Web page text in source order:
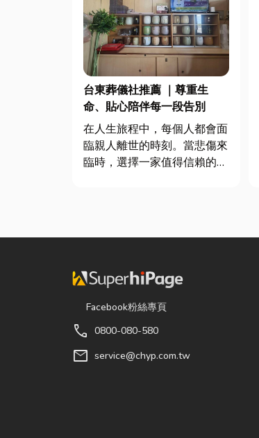
台東葬儀社推薦 ｜尊重生
命、貼心陪伴每一段告別
在人生旅程中，每個人都會面
臨親人離世的時刻。當悲傷來
臨時，選擇一家值得信賴的台
讓家屬...
Facebook粉絲專頁
call 0800-080-580
mail service@chyp.com.tw